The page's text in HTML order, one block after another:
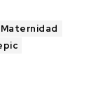
Maternidad